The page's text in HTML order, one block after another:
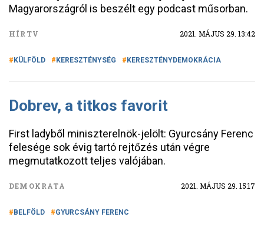
Magyarországról is beszélt egy podcast műsorban.
HÍRTV 2021. MÁJUS 29. 13:42
KÜLFÖLD KERESZTÉNYSÉG KERESZTÉNYDEMOKRÁCIA
Dobrev, a titkos favorit
First ladyből miniszterelnök-jelölt: Gyurcsány Ferenc
felesége sok évig tartó rejtőzés után végre
megmutatkozott teljes valójában.
DEMOKRATA 2021. MÁJUS 29. 15:17
BELFÖLD GYURCSÁNY FERENC